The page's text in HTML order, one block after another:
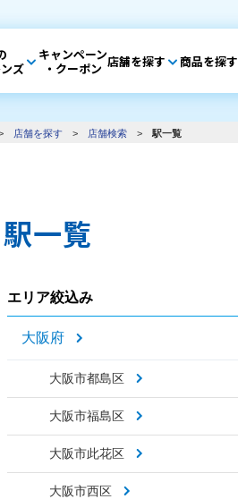
ズ
キャンペーン
・クーポン 店舗を探す 商品を探す
店舗を探す > 店舗検索 > 駅一覧
駅一覧
エリア絞込み
大阪府
大阪市都島区
大阪市福島区
大阪市此花区
大阪市西区